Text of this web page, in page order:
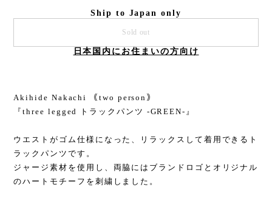
Ship to Japan only
Sold out
日本国内にお住まいの方向け
Akihide Nakachi ｟two person｠
『three legged トラックパンツ -GREEN-』
ウエストがゴム仕様になった、リラックスして着用できるト
ラックパンツです。
ジャージ素材を使用し、両脇にはブランドロゴとオリジナル
のハートモチーフを刺繍しました。